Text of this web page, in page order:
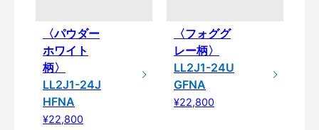
〈パウダー
ホワイト
柄〉
LL2J1-24J
HFNA
¥22,800
〈フォググ
レー柄〉
LL2J1-24U
GFNA
¥22,800